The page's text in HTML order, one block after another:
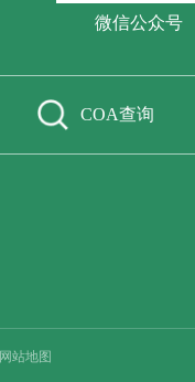
微信公众号
COA查询
网站地图